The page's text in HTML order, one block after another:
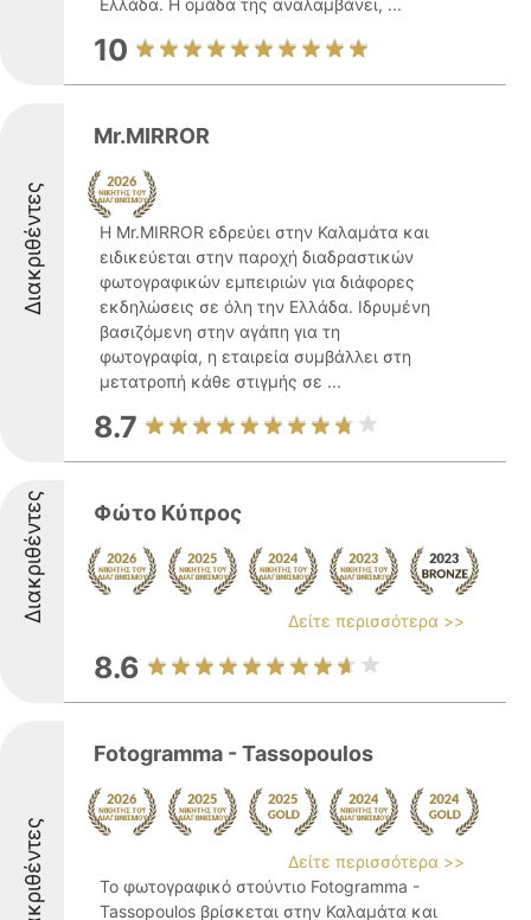
Ελλάδα. Η ομάδα της αναλαμβάνει, ...
10
Διακριθέντες
Mr.MIRROR
Η Mr.MIRROR εδρεύει στην Καλαμάτα και
ειδικεύεται στην παροχή διαδραστικών
φωτογραφικών εμπειριών για διάφορες
εκδηλώσεις σε όλη την Ελλάδα. Ιδρυμένη
βασιζόμενη στην αγάπη για τη
φωτογραφία, η εταιρεία συμβάλλει στη
μετατροπή κάθε στιγμής σε ...
8.7
Διακριθέντες Φώτο Κύπρος
Δείτε περισσότερα >>
8.6
Διακριθέντες
Fotogramma - Tassopoulos
Δείτε περισσότερα >>
Το φωτογραφικό στούντιο Fotogramma -
Tassopoulos βρίσκεται στην Καλαμάτα και